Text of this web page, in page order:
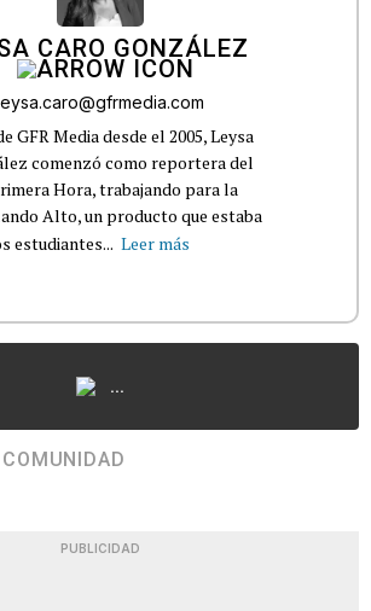
CARO GONZÁLEZ
GFR Media desde el 2005, Leysa
comenzó como reportera del
Hora, trabajando para la
Alto, un producto que estaba
estudiantes... Leer más
...
PUBLICIDAD